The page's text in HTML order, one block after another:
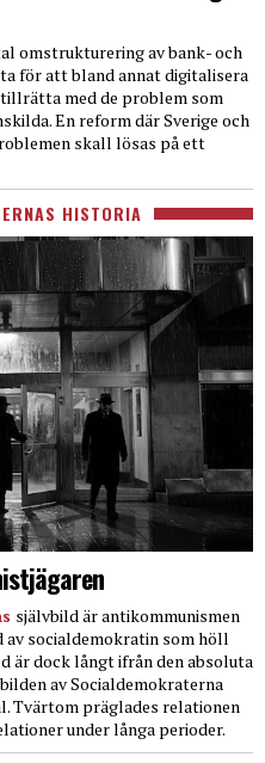
omstrukturering av bank- och
för att bland annat digitalisera
med de problem som
En reform där Sverige och
skall lösas på ett
HISTORIA
självbild är antikommunismen
av socialdemokratin som höll
är dock långt ifrån den absoluta
av Socialdemokraterna
Tvärtom präglades relationen
under långa perioder.